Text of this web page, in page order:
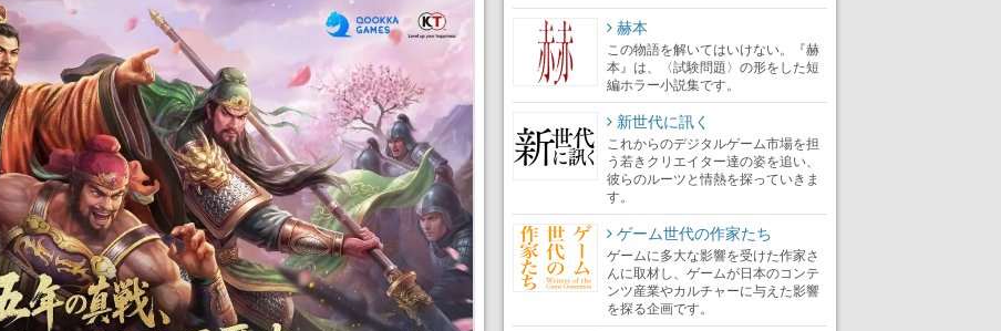
赫本
この物語を解いてはいけない。『赫
本』は、〈試験問題〉の形をした短
編ホラー小説集です。
新世代に訊く
これからのデジタルゲーム市場を担
う若きクリエイター達の姿を追い、
彼らのルーツと情熱を探っていきま
す。
ゲーム世代の作家たち
ゲームに多大な影響を受けた作家さ
んに取材し、ゲームが日本のコンテ
ンツ産業やカルチャーに与えた影響
を探る企画です。